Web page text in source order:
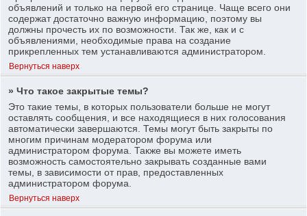
объявлений и только на первой его странице. Чаще всего они
содержат достаточно важную информацию, поэтому вы
должны прочесть их по возможности. Так же, как и с
объявлениями, необходимые права на создание
прикрепленных тем устанавливаются администратором.
Вернуться наверх
» Что такое закрытые темы?
Это такие темы, в которых пользователи больше не могут
оставлять сообщения, и все находящиеся в них голосования
автоматически завершаются. Темы могут быть закрыты по
многим причинам модератором форума или
администратором форума. Также вы можете иметь
возможность самостоятельно закрывать созданные вами
темы, в зависимости от прав, предоставленных
администратором форума.
Вернуться наверх